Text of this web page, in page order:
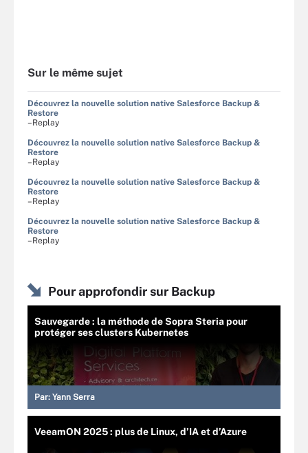
Sur le même sujet
Découvrez la nouvelle solution native Salesforce Backup &
Restore
–Replay
Découvrez la nouvelle solution native Salesforce Backup &
Restore
–Replay
Découvrez la nouvelle solution native Salesforce Backup &
Restore
–Replay
Découvrez la nouvelle solution native Salesforce Backup &
Restore
–Replay
Pour approfondir sur Backup
Sauvegarde : la méthode de Sopra Steria pour
protéger ses clusters Kubernetes
Par: Yann Serra
VeeamON 2025 : plus de Linux, d’IA et d’Azure